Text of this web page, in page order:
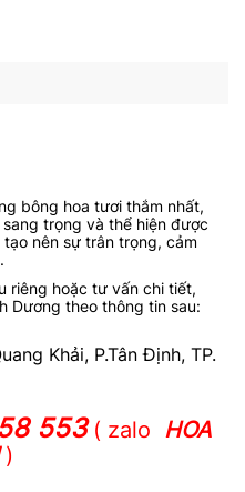
bông hoa tươi thắm nhất,
trọng và thể hiện được
nên sự trân trọng, cảm
riêng hoặc tư vấn chi tiết,
Dương theo thông tin sau:
Khải, P.Tân Định, TP.
553 ( zalo HOA
)